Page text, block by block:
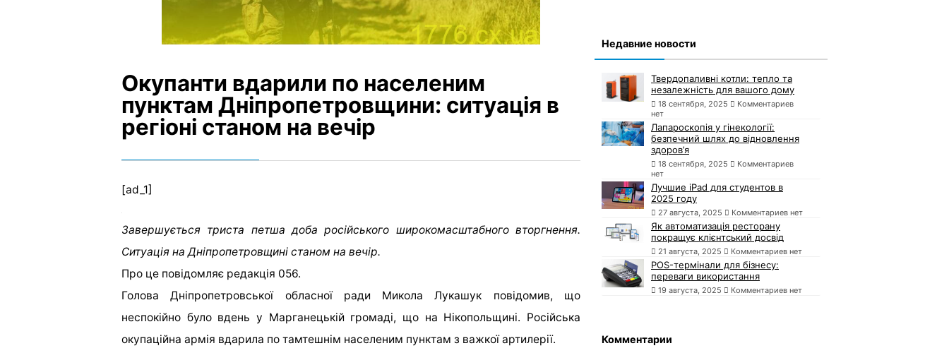
Окупанти вдарили по населеним
пунктам Дніпропетровщини: ситуація в
регіоні станом на вечір
[ad_1]
Завершується триста петша доба російського широкомасштабного вторгнення.
Ситуація на Дніпропетровщині станом на вечір.
Про це повідомляє редакція 056.
Голова Дніпропетровської обласної ради Микола Лукашук повідомив, що
неспокійно було вдень у Марганецькій громаді, що на Нікопольщині. Російська
окупаційна армія вдарила по тамтешнім населеним пунктам з важкої артилерії.
Недавние новости
Твердопаливні котли: тепло та
незалежність для вашого дому
18 сентября, 2025
Комментариев
нет
Лапароскопія у гінекології:
безпечний шлях до відновлення
здоров’я
18 сентября, 2025
Комментариев
нет
Лучшие iPad для студентов в
2025 году
27 августа, 2025 Комментариев нет
Як автоматизація ресторану
покращує клієнтський досвід
21 августа, 2025 Комментариев нет
POS-термінали для бізнесу:
переваги використання
19 августа, 2025 Комментариев нет
Комментарии